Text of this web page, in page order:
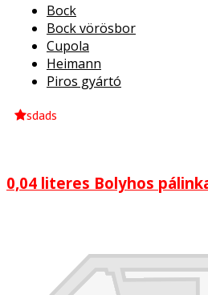
Bock
Bock vörösbor
Cupola
Heimann
Piros gyártó
sdads
0,04 literes Bolyhos